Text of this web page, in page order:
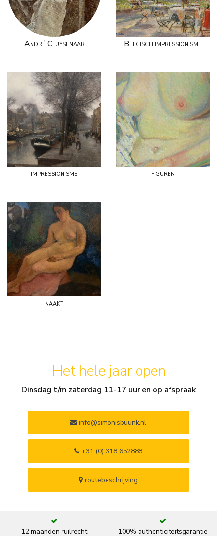
André Cluysenaar Belgisch impressionisme
impressionisme figuren
naakt
Het hele jaar open
Dinsdag t/m zaterdag 11-17 uur en op afspraak
info@simonisbuunk.nl
+31 (0) 318 652888
routebeschrijving
12 maanden ruilrecht 100% authenticiteitsgarantie